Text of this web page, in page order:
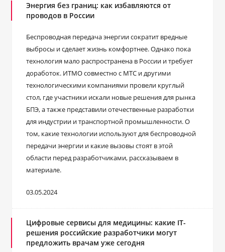
Энергия без границ: как избавляются от
проводов в России
Беспроводная передача энергии сократит вредные
выбросы и сделает жизнь комфортнее. Однако пока
технология мало распространена в России и требует
доработок. ИТМО совместно с МТС и другими
технологическими компаниями провели круглый
стол, где участники искали новые решения для рынка
БПЭ, а также представили отечественные разработки
для индустрии и транспортной промышленности. О
том, какие технологии используют для беспроводной
передачи энергии и какие вызовы стоят в этой
области перед разработчиками, рассказываем в
материале.
03.05.2024
Цифровые сервисы для медицины: какие IT-
решения российские разработчики могут
предложить врачам уже сегодня